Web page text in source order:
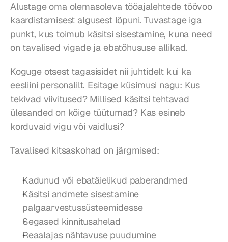
Alustage oma olemasoleva tööajalehtede töövoo
kaardistamisest algusest lõpuni. Tuvastage iga
punkt, kus toimub käsitsi sisestamine, kuna need
on tavalised vigade ja ebatõhususe allikad.
Koguge otsest tagasisidet nii juhtidelt kui ka
eesliini personalilt. Esitage küsimusi nagu: Kus
tekivad viivitused? Millised käsitsi tehtavad
ülesanded on kõige tüütumad? Kas esineb
korduvaid vigu või vaidlusi?
Tavalised kitsaskohad on järgmised:
Kadunud või ebatäielikud paberandmed
Käsitsi andmete sisestamine
palgaarvestussüsteemidesse
Segased kinnitusahelad
Reaalajas nähtavuse puudumine